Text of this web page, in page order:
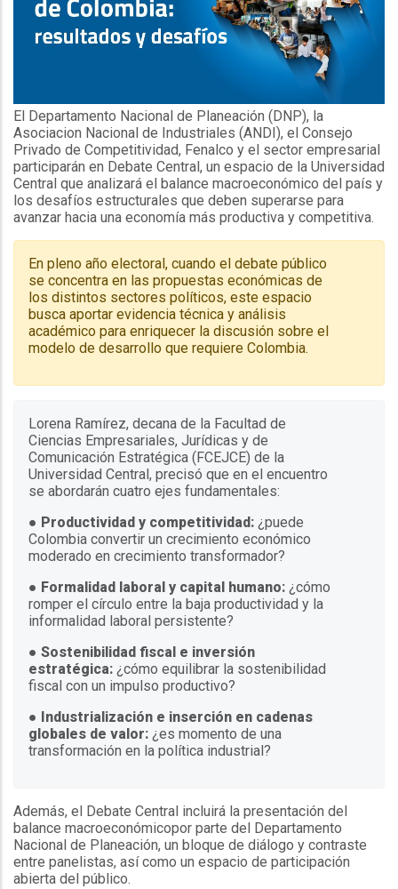
El Departamento Nacional de Planeación (DNP), la
Asociacion Nacional de Industriales (ANDI), el Consejo
Privado de Competitividad, Fenalco y el sector empresarial
participarán en Debate Central, un espacio de la Universidad
Central que analizará el balance macroeconómico del país y
los desafíos estructurales que deben superarse para
avanzar hacia una economía más productiva y competitiva.
En pleno año electoral, cuando el debate público
se concentra en las propuestas económicas de
los distintos sectores políticos, este espacio
busca aportar evidencia técnica y análisis
académico para enriquecer la discusión sobre el
modelo de desarrollo que requiere Colombia.
Lorena Ramírez, decana de la Facultad de
Ciencias Empresariales, Jurídicas y de
Comunicación Estratégica (FCEJCE) de la
Universidad Central, precisó que en el encuentro
se abordarán cuatro ejes fundamentales:
● Productividad y competitividad: ¿puede
Colombia convertir un crecimiento económico
moderado en crecimiento transformador?
● Formalidad laboral y capital humano: ¿cómo
romper el círculo entre la baja productividad y la
informalidad laboral persistente?
● Sostenibilidad fiscal e inversión
estratégica: ¿cómo equilibrar la sostenibilidad
fiscal con un impulso productivo?
●
Industrialización e inserción en cadenas
globales de valor: ¿es momento de una
transformación en la política industrial?
Además, el Debate Central incluirá la presentación del
balance macroeconómicopor parte del Departamento
Nacional de Planeación, un bloque de diálogo y contraste
entre panelistas, así como un espacio de participación
abierta del público.